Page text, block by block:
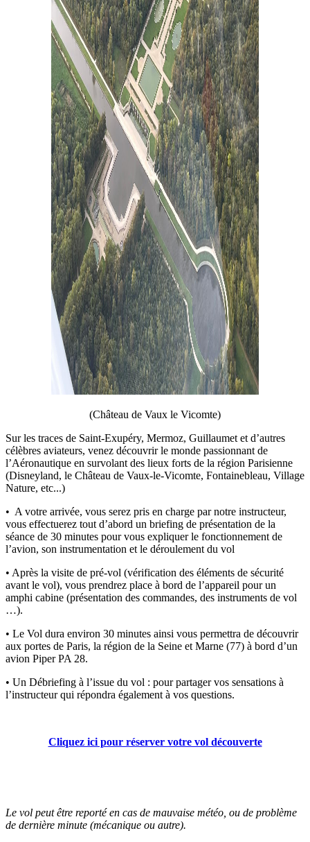
(Château de Vaux le Vicomte)
Sur les traces de Saint-Exupéry, Mermoz, Guillaumet et d’autres
célèbres aviateurs, venez découvrir le monde passionnant de
l’Aéronautique en survolant des lieux forts de la région Parisienne
(Disneyland, le Château de Vaux-le-Vicomte, Fontainebleau, Village
Nature, etc...)
• A votre arrivée, vous serez pris en charge par notre instructeur,
vous effectuerez tout d’abord un briefing de présentation de la
séance de 30 minutes pour vous expliquer le fonctionnement de
l’avion, son instrumentation et le déroulement du vol
• Après la visite de pré-vol (vérification des éléments de sécurité
avant le vol), vous prendrez place à bord de l’appareil pour un
amphi cabine (présentation des commandes, des instruments de vol
…).
• Le Vol dura environ 30 minutes ainsi vous permettra de découvrir
aux portes de Paris, la région de la Seine et Marne (77) à bord d’un
avion Piper PA 28.
• Un Débriefing à l’issue du vol : pour partager vos sensations à
l’instructeur qui répondra également à vos questions.
Cliquez ici pour réserver votre vol découverte
Le vol peut être reporté en cas de mauvaise météo, ou de problème
de dernière minute (mécanique ou autre).